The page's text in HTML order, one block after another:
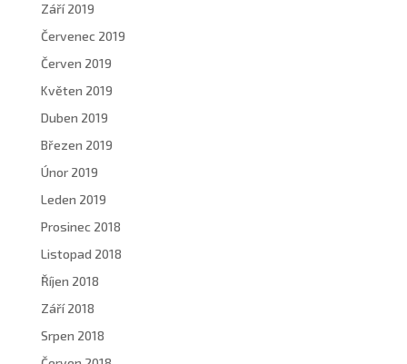
Září 2019
Červenec 2019
Červen 2019
Květen 2019
Duben 2019
Březen 2019
Únor 2019
Leden 2019
Prosinec 2018
Listopad 2018
Říjen 2018
Září 2018
Srpen 2018